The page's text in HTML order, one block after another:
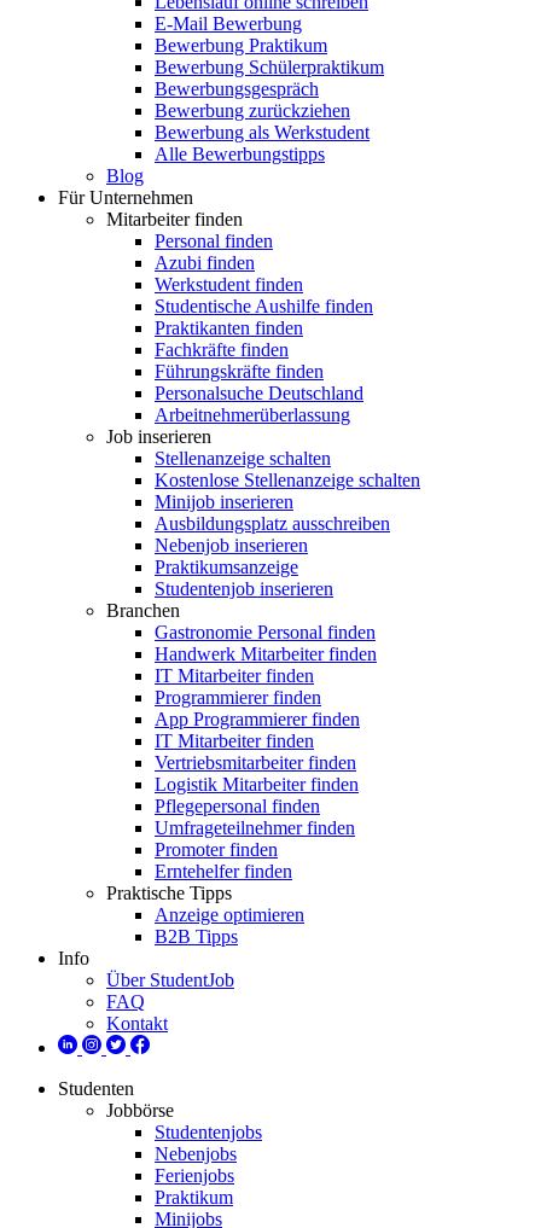
E-Mail Bewerbung
Bewerbung Praktikum
Bewerbung Schülerpraktikum
Bewerbungsgespräch
Bewerbung zurückziehen
Bewerbung als Werkstudent
Alle Bewerbungstipps
Blog
Für Unternehmen
Mitarbeiter finden
Personal finden
Azubi finden
Werkstudent finden
Studentische Aushilfe finden
Praktikanten finden
Fachkräfte finden
Führungskräfte finden
Personalsuche Deutschland
Arbeitnehmerüberlassung
Job inserieren
Stellenanzeige schalten
Kostenlose Stellenanzeige schalten
Minijob inserieren
Ausbildungsplatz ausschreiben
Nebenjob inserieren
Praktikumsanzeige
Studentenjob inserieren
Branchen
Gastronomie Personal finden
Handwerk Mitarbeiter finden
IT Mitarbeiter finden
Programmierer finden
App Programmierer finden
IT Mitarbeiter finden
Vertriebsmitarbeiter finden
Logistik Mitarbeiter finden
Pflegepersonal finden
Umfrageteilnehmer finden
Promoter finden
Erntehelfer finden
Praktische Tipps
Anzeige optimieren
B2B Tipps
Info
Über StudentJob
FAQ
Kontakt
Studenten
Jobbörse
Studentenjobs
Nebenjobs
Ferienjobs
Praktikum
Minijobs